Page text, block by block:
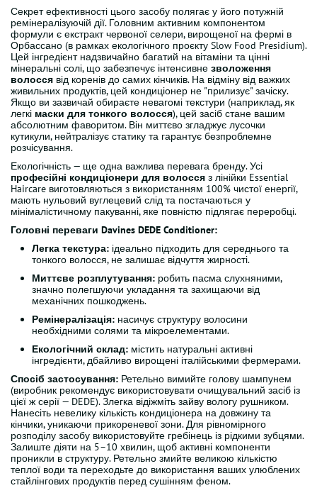
Секрет ефективності цього засобу полягає у його потужній
ремінералізуючій дії. Головним активним компонентом
формули є екстракт червоної селери, вирощеної на фермі в
Орбассано (в рамках екологічного проєкту Slow Food Presidium).
Цей інгредієнт надзвичайно багатий на вітаміни та цінні
мінеральні солі, що забезпечує інтенсивне зволоження
волосся від коренів до самих кінчиків. На відміну від важких
живильних продуктів, цей кондиціонер не "прилизує" зачіску.
Якщо ви зазвичай обираєте невагомі текстури (наприклад, як
легкі маски для тонкого волосся), цей засіб стане вашим
абсолютним фаворитом. Він миттєво згладжує лусочки
кутикули, нейтралізує статику та гарантує безпроблемне
розчісування.
Екологічність — ще одна важлива перевага бренду. Усі
професійні кондиціонери для волосся з лінійки Essential
Haircare виготовляються з використанням 100% чистої енергії,
мають нульовий вуглецевий слід та постачаються у
мінімалістичному пакуванні, яке повністю підлягає переробці.
Головні переваги Davines DEDE Conditioner:
Легка текстура: ідеально підходить для середнього та
тонкого волосся, не залишає відчуття жирності.
Миттєве розплутування: робить пасма слухняними,
значно полегшуючи укладання та захищаючи від
механічних пошкоджень.
Ремінералізація: насичує структуру волосини
необхідними солями та мікроелементами.
Екологічний склад: містить натуральні активні
інгредієнти, дбайливо вирощені італійськими фермерами.
Спосіб застосування: Ретельно вимийте голову шампунем
(виробник рекомендує використовувати очищувальний засіб із
цієї ж серії — DEDE). Злегка відіжміть зайву вологу рушником.
Нанесіть невелику кількість кондиціонера на довжину та
кінчики, уникаючи прикореневої зони. Для рівномірного
розподілу засобу використовуйте гребінець із рідкими зубцями.
Залиште діяти на 5–10 хвилин, щоб активні компоненти
проникли в структуру. Ретельно змийте великою кількістю
теплої води та переходьте до використання ваших улюблених
стайлінгових продуктів перед сушінням феном.